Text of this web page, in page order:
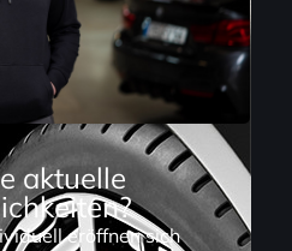
aktuelle
eröffnen sich